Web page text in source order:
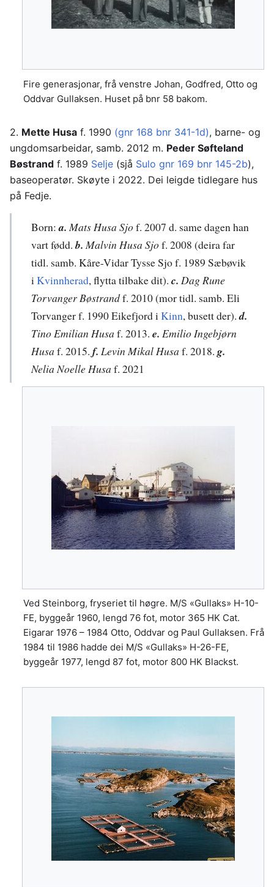
Fire generasjonar, frå venstre Johan, Godfred, Otto og
Oddvar Gullaksen. Huset på bnr 58 bakom.
2. Mette Husa f. 1990 (gnr 168 bnr 341-1d), barne- og
ungdomsarbeidar, samb. 2012 m. Peder Søfteland
Bøstrand f. 1989 Selje (sjå Sulo gnr 169 bnr 145-2b),
baseoperatør. Skøyte i 2022. Dei leigde tidlegare hus
på Fedje.
Born:a. Mats Husa Sjof. 2007 d. same dagen han
vart fødd.b. Malvin Husa Sjof. 2008 (deira far
tidl. samb. Kåre-Vidar Tysse Sjo f. 1989 Sæbøvik
i Kvinnherad, flytta tilbake dit). c. Dag Rune
Torvanger Bøstrandf. 2010 (mor tidl. samb. Eli
Torvanger f. 1990 Eikefjord i Kinn, busett der).d.
Tino Emilian Husa f. 2013. e. Emilio Ingebjørn
Husa f. 2015. f. Levin Mikal Husa f. 2018. g.
Nelia Noelle Husa f. 2021
Ved Steinborg, fryseriet til høgre. M/S «Gullaks» H-10-
FE, byggeår 1960, lengd 76 fot, motor 365 HK Cat.
Eigarar 1976 – 1984 Otto, Oddvar og Paul Gullaksen. Frå
1984 til 1986 hadde dei M/S «Gullaks» H-26-FE,
byggeår 1977, lengd 87 fot, motor 800 HK Blackst.